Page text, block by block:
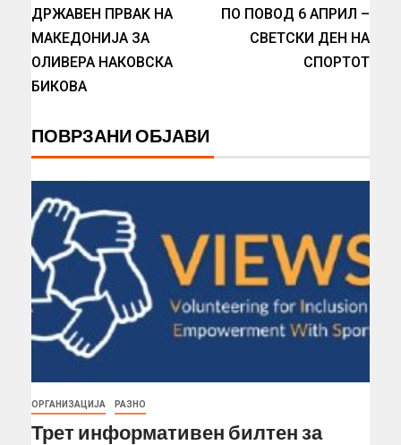
ДРЖАВЕН ПРВАК НА
МАКЕДОНИЈА ЗА
ОЛИВЕРА НАКОВСКА
БИКОВА
ПО ПОВОД 6 АПРИЛ –
СВЕТСКИ ДЕН НА
СПОРТОТ
ПОВРЗАНИ ОБЈАВИ
ОРГАНИЗАЦИЈА РАЗНО
Трет информативен билтен за